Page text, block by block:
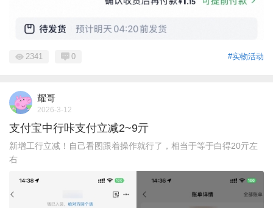
#实物活动
2341 0
耀哥
2026-3-12
支付宝中行咔支付立减2~9亓
新增工行立减！自己看图跟着操作就行了，相当于等于白得20亓左
右